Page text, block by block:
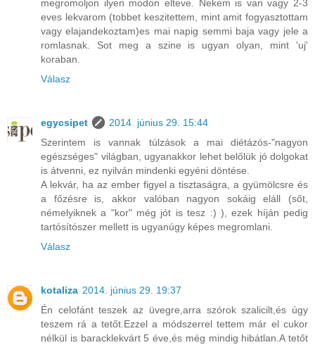
megromoljon ilyen modon elteve. Nekem is van vagy 2-3
eves lekvarom (tobbet keszitettem, mint amit fogyasztottam
vagy elajandekoztam)es mai napig semmi baja vagy jele a
romlasnak. Sot meg a szine is ugyan olyan, mint 'uj'
koraban.
Válasz
egycsipet
2014. június 29. 15:44
Szerintem is vannak túlzások a mai diétázós-"nagyon
egészséges" világban, ugyanakkor lehet belőlük jó dolgokat
is átvenni, ez nyilván mindenki egyéni döntése.
A lekvár, ha az ember figyel a tisztaságra, a gyümölcsre és
a főzésre is, akkor valóban nagyon sokáig eláll (sőt,
némelyiknek a "kor" még jót is tesz :) ), ezek híján pedig
tartósítószer mellett is ugyanúgy képes megromlani.
Válasz
kotaliza 2014. június 29. 19:37
Én celofánt teszek az üvegre,arra szórok szalicilt,és úgy
teszem rá a tetőt.Ezzel a módszerrel tettem már el cukor
nélkül is baracklekvárt 5 éve,és még mindig hibátlan.A tetőt